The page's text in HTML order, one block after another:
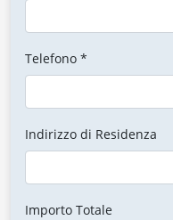
Telefono *
Indirizzo di Residenza
Importo Totale